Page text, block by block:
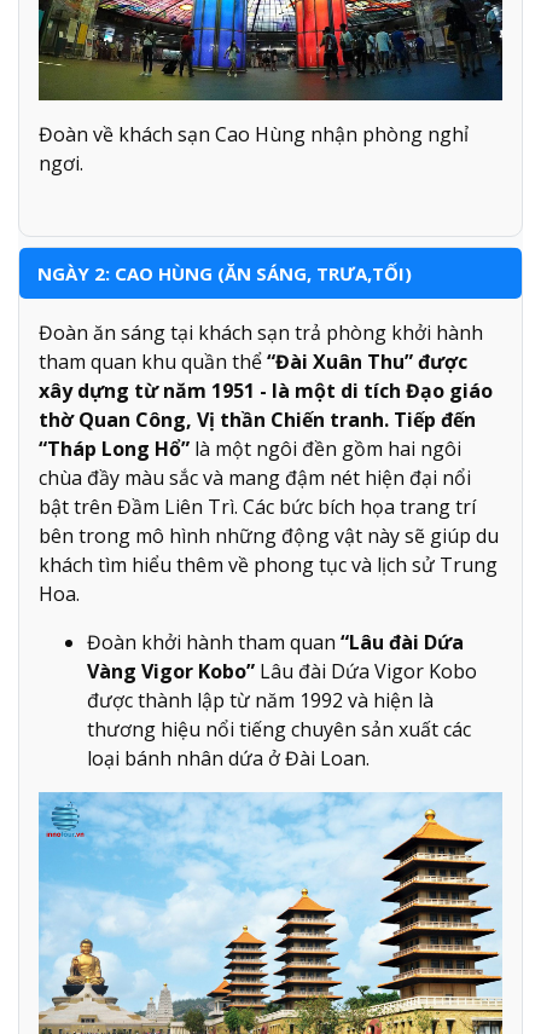
Đoàn về khách sạn Cao Hùng nhận phòng nghỉ
ngơi.
NGÀY 2: CAO HÙNG (ĂN SÁNG, TRƯA,TỐI)
Đoàn ăn sáng tại khách sạn trả phòng khởi hành
tham quan khu quần thể“Đài Xuân Thu” được
xây dựng từ năm 1951 - là một di tích Đạo giáo
thờ Quan Công, Vị thần Chiến tranh. Tiếp đến
“Tháp Long Hổ” là một ngôi đền gồm hai ngôi
chùa đầy màu sắc và mang đậm nét hiện đại nổi
bật trên Đầm Liên Trì. Các bức bích họa trang trí
bên trong mô hình những động vật này sẽ giúp du
khách tìm hiểu thêm về phong tục và lịch sử Trung
Hoa.
Đoàn khởi hành tham quan “Lâu đài Dứa
Vàng Vigor Kobo” Lâu đài Dứa Vigor Kobo
được thành lập từ năm 1992 và hiện là
thương hiệu nổi tiếng chuyên sản xuất các
loại bánh nhân dứa ở Đài Loan.